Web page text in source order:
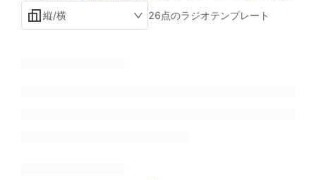
縦/横
26点のラジオテンプレート